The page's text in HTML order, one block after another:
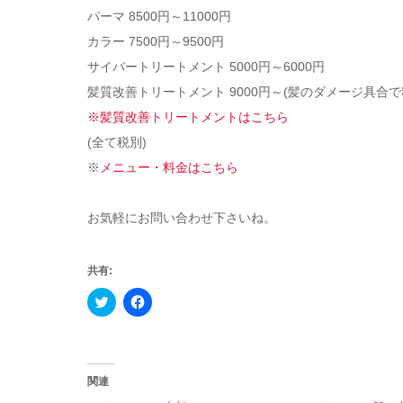
パーマ 8500円～11000円
カラー 7500円～9500円
サイバートリートメント 5000円～6000円
髪質改善トリートメント 9000円～(髪のダメージ具合
※髪質改善トリートメントはこちら
(全て税別)
※ メニュー・料金はこちら
お気軽にお問い合わせ下さいね。
共有:
Click
to
し
Facebook
で
関連